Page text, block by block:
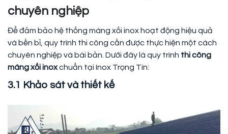
chuyên nghiệp
Để đảm bảo hệ thống máng xối inox hoạt động hiệu quả
và bền bỉ, quy trình thi công cần được thực hiện một cách
chuyên nghiệp và bài bản. Dưới đây là quy trình thi công
máng xối inoxchuẩn tại Inox Trọng Tín:
3.1 Khảo sát và thiết kế